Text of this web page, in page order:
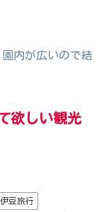
内が広いので結
欲しい観光
豆旅行